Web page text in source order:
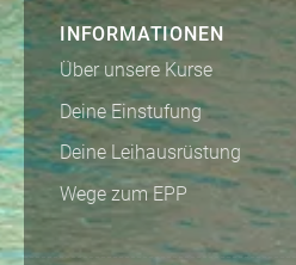
INFORMATIONEN
Über unsere Kurse
Deine Einstufung
Deine Leihausrüstung
Wege zum EPP